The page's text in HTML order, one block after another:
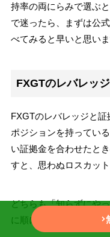
持率の両にらみで選ぶ
で迷ったら、まずは公
べてみると早いと思いま
FXGTのレバレッ
FXGTのレバレッジと証
ポジションを持ってい
い証拠金を合わせたと
すと、思わぬロスカッ
どちらも「知らずにや
に順に確認しておきま